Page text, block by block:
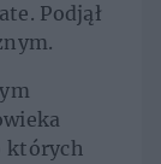
Podjął
których